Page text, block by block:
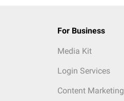
For Business
Media Kit
Login Services
Content Marketing